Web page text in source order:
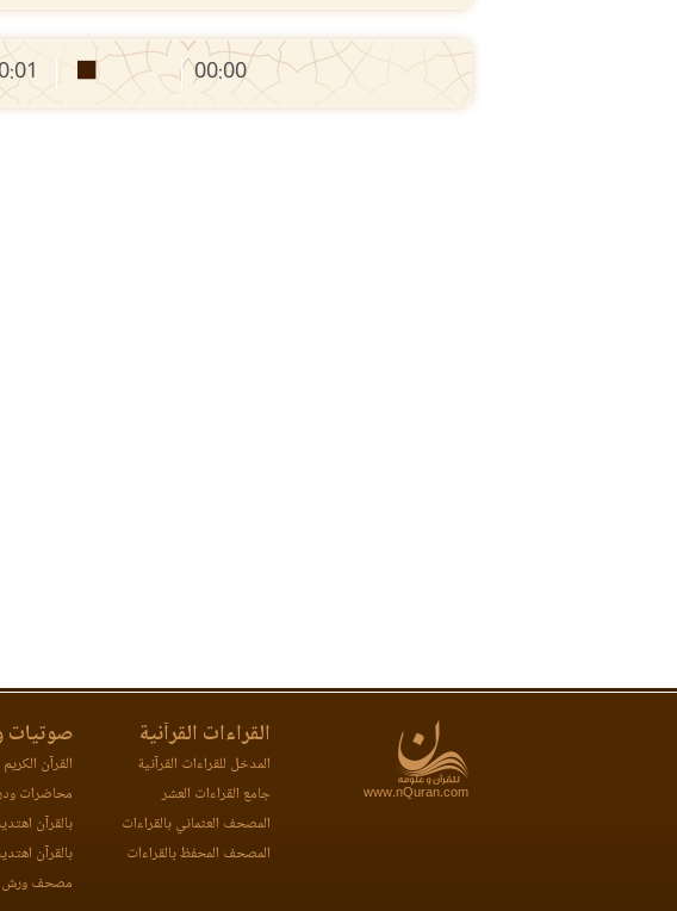
00:00
www.nQuran.com
القراءات القرآنية
المدخل للقراءات القرآنية
جامع القراءات العشر
المصحف العثماني بالقراءات
المصحف المحفظ بالقراءات
صوتيات
القرآن الكريم
محاضرات
بالقرآن
بالقرآن
مصحف ورش